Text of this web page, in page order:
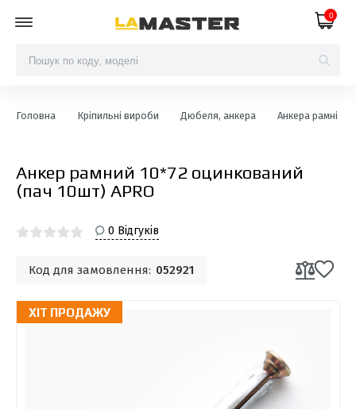
0
Головна Кріпильні вироби Дюбеля, анкера Анкера рамні
Анкер рамний 10*72 оцинкований
(пач 10шт) APRO
0 Відгуків
Код для замовлення: 052921
ХІТ ПРОДАЖУ